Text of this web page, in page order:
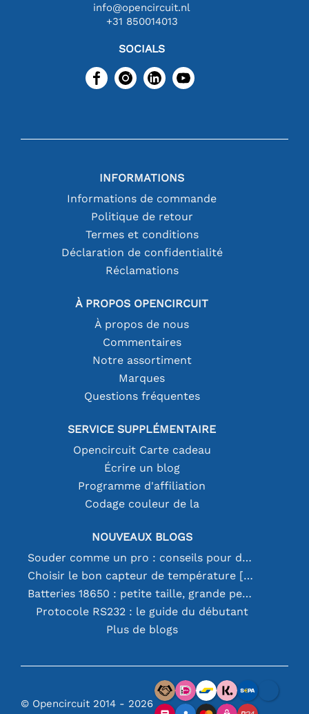
info@opencircuit.nl
+31 850014013
SOCIALS
INFORMATIONS
Informations de commande
Politique de retour
Termes et conditions
Déclaration de confidentialité
Réclamations
À PROPOS OPENCIRCUIT
À propos de nous
Commentaires
Notre assortiment
Marques
Questions fréquentes
SERVICE SUPPLÉMENTAIRE
Opencircuit Carte cadeau
Écrire un blog
Programme d'affiliation
Codage couleur de la
NOUVEAUX BLOGS
Souder comme un pro : conseils pour des connexions électroniques parfaites
Choisir le bon capteur de température [youtube]
Batteries 18650 : petite taille, grande performance
Protocole RS232 : le guide du débutant
Plus de blogs
© Opencircuit 2014 - 2026